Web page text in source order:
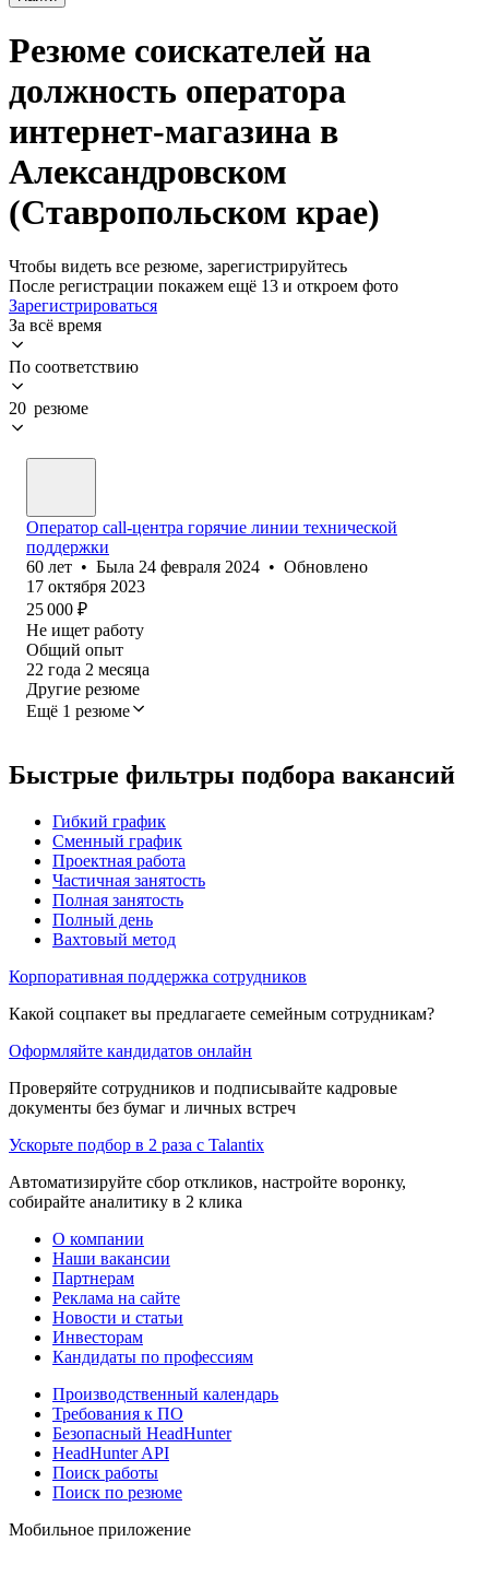
Резюме соискателей на
должность оператора
интернет-магазина в
Александровском
(Ставропольском крае)
Чтобы видеть все резюме, зарегистрируйтесь
После регистрации покажем ещё 13 и откроем фото
Зарегистрироваться
За всё время
По соответствию
20 резюме
Оператор call-центра горячие линии технической
поддержки
60 лет • Была 24 февраля 2024 • Обновлено
17 октября 2023
25 000 ₽
Не ищет работу
Общий опыт
22 года 2 месяца
Другие резюме
Ещё 1 резюме
Быстрые фильтры подбора вакансий
Гибкий график
Сменный график
Проектная работа
Частичная занятость
Полная занятость
Полный день
Вахтовый метод
Корпоративная поддержка сотрудников
Какой соцпакет вы предлагаете семейным сотрудникам?
Оформляйте кандидатов онлайн
Проверяйте сотрудников и подписывайте кадровые
документы без бумаг и личных встреч
Ускорьте подбор в 2 раза с Talantix
Автоматизируйте сбор откликов, настройте воронку,
собирайте аналитику в 2 клика
О компании
Наши вакансии
Партнерам
Реклама на сайте
Новости и статьи
Инвесторам
Кандидаты по профессиям
Производственный календарь
Требования к ПО
Безопасный HeadHunter
HeadHunter API
Поиск работы
Поиск по резюме
Мобильное приложение